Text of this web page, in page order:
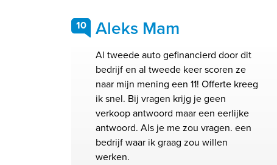
10 Aleks Mam
Al tweede auto gefinancierd door dit
bedrijf en al tweede keer scoren ze
naar mijn mening een 11! Offerte kreeg
ik snel. Bij vragen krijg je geen
verkoop antwoord maar een eerlijke
antwoord. Als je me zou vragen. een
bedrijf waar ik graag zou willen
werken.